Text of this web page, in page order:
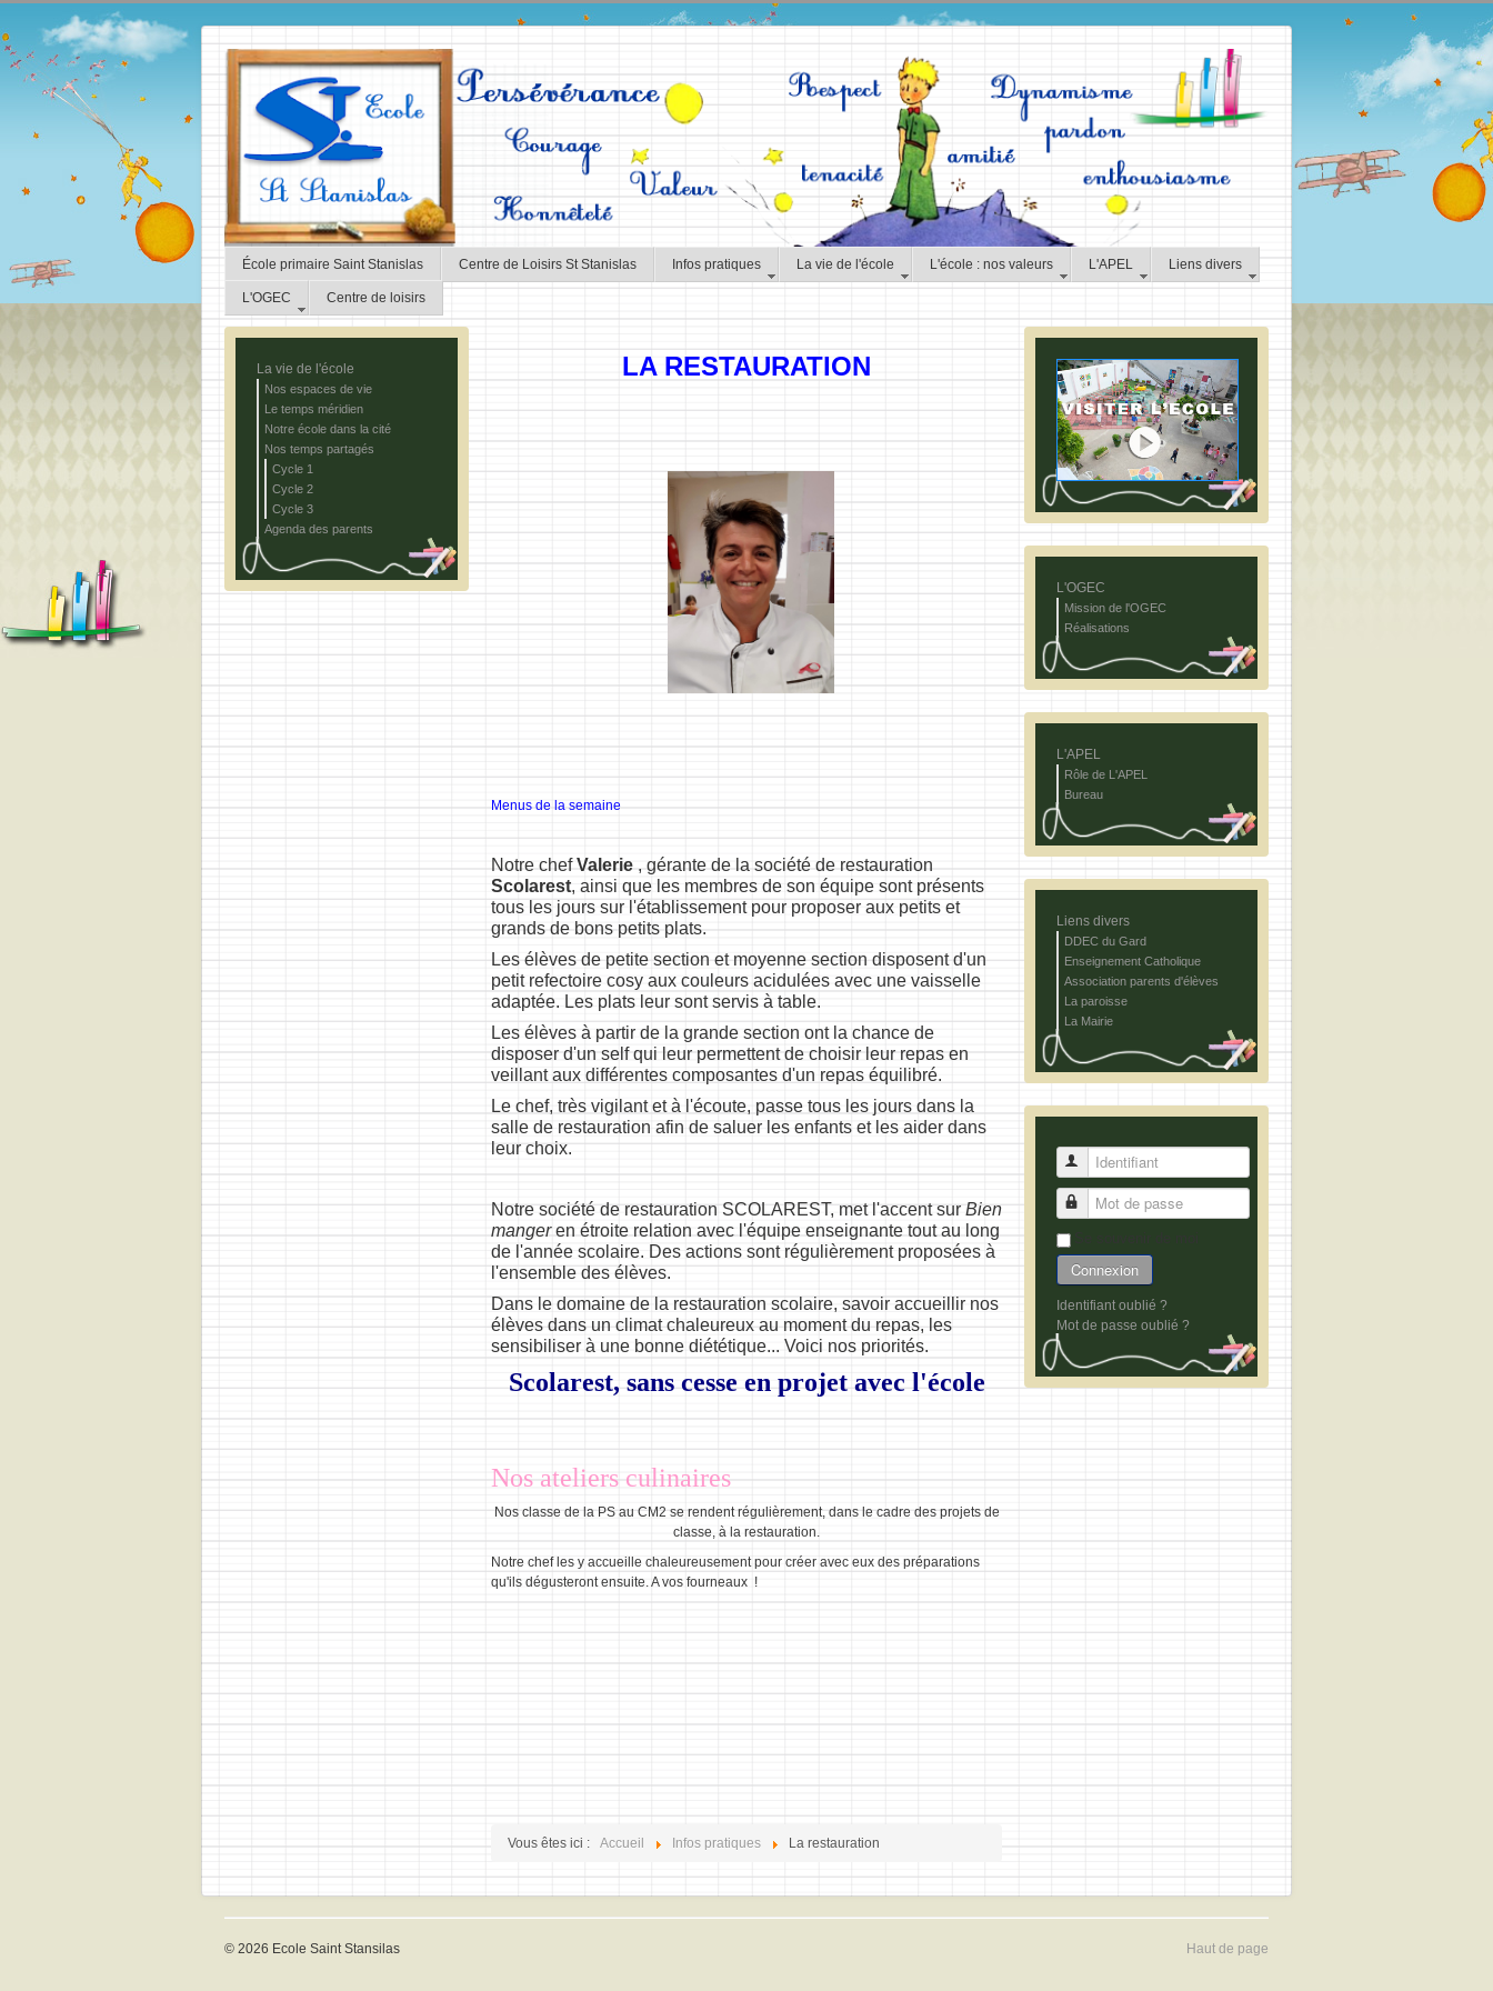
École primaire Saint Stanislas Centre de Loisirs St Stanislas Infos pratiques La vie de l'école L'école : nos valeurs L'APEL Liens divers
L'OGEC Centre de loisirs
La vie de l'école
Nos espaces de vie
Le temps méridien
Notre école dans la cité
Nos temps partagés
Cycle 1
Cycle 2
Cycle 3
Agenda des parents
LA RESTAURATION
Menus de la semaine
Notre chefValerie , gérante de la société de restauration
Scolarest, ainsi que les membres de son équipe sont présents
tous les jours sur l'établissement pour proposer aux petits et
grands de bons petits plats.
Les élèves de petite section et moyenne section disposent d'un
petit refectoire cosy aux couleurs acidulées avec une vaisselle
adaptée. Les plats leur sont servis à table.
Les élèves à partir de la grande section ont la chance de
disposer d'un self qui leur permettent de choisir leur repas en
veillant aux différentes composantes d'un repas équilibré.
Le chef, très vigilant et à l'écoute, passe tous les jours dans la
salle de restauration afin de saluer les enfants et les aider dans
leur choix.
Notre société de restauration SCOLAREST, met l'accent surBien
mangeren étroite relation avec l'équipe enseignante tout au long
de l'année scolaire. Des actions sont régulièrement proposées à
l'ensemble des élèves.
Dans le domaine de la restauration scolaire, savoir accueillir nos
élèves dans un climat chaleureux au moment du repas, les
sensibiliser à une bonne diététique... Voici nos priorités.
Scolarest, sans cesse en projet avec l'école
Nos ateliers culinaires
Nos classe de la PS au CM2 se rendent régulièrement, dans le cadre des projets de
classe, à la restauration.
Notre chef les y accueille chaleureusement pour créer avec eux des préparations
qu'ils dégusteront ensuite. A vos fourneaux !
Vous êtes ici : Accueil Infos pratiques La restauration
L'OGEC
Mission de l'OGEC
Réalisations
L'APEL
Rôle de L'APEL
Bureau
Liens divers
DDEC du Gard
Enseignement Catholique
Association parents d'élèves
La paroisse
La Mairie
Identifiant
Mot de passe
Connexion
Identifiant oublié ?
Mot de passe oublié ?
Haut de page
© 2026 Ecole Saint Stansilas